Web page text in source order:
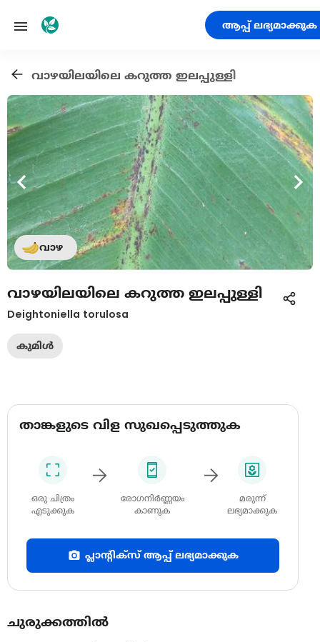
ആപ്പ് ലഭ്യമാക്കുക
വാഴയിലയിലെ കറുത്ത ഇലപ്പുള്ളി
വാഴ
വാഴയിലയിലെ കറുത്ത ഇലപ്പുള്ളി
Deightoniella torulosa
കുമിൾ
താങ്കളുടെ വിള സുഖപ്പെടുത്തുക
ഒരു ചിത്രം
എടുക്കുക
രോഗനിർണ്ണയം
കാണുക
മരുന്ന്
ലഭ്യമാക്കുക
പ്ലാന്റിക്സ് ആപ്പ് ലഭ്യമാക്കുക
ചുരുക്കത്തിൽ